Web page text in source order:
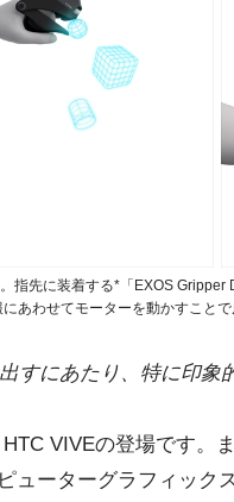
指先に装着する*「EXOS
あわせてモーターを動かすこと
にあたり、特に印象
VIVEの登場です。
ューターグラフィッ